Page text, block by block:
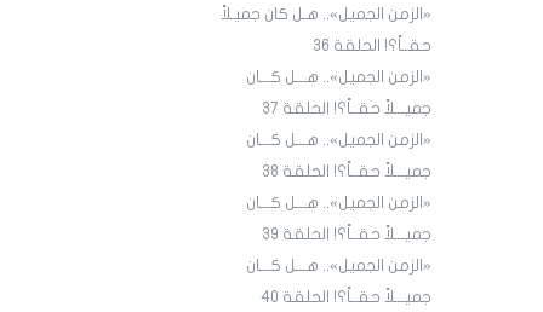
«الزمن الجميل».. هـل كان جميـلاً
حقــاً؟! الحلقة 36
«الزمن الجميل».. هـــل كـــان
جميـــلاً حقــاً؟! الحلقة 3٧
«الزمن الجميل».. هـــل كـــان
جميـــلاً حقــاً؟! الحلقة 38
«الزمن الجميل».. هـــل كـــان
جميـــلاً حقــاً؟! الحلقة 39
«الزمن الجميل».. هـــل كـــان
جميـــلاً حقــاً؟! الحلقة 40